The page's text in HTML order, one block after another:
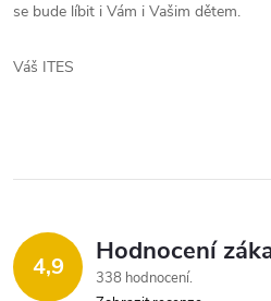
se bude líbit i Vám i Vašim dětem.
Váš ITES
4,9 Hodnocení
338 hodnocení